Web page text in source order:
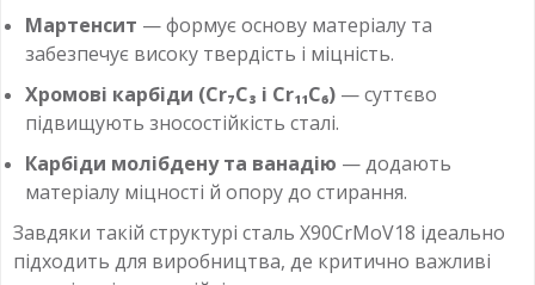
Мартенсит — формує основу матеріалу та
забезпечує високу твердість і міцність.
Хромові карбіди (Cr₇C₃ і Cr₁₁C₆) — суттєво
підвищують зносостійкість сталі.
Карбіди молібдену та ванадію — додають
матеріалу міцності й опору до стирання.
Завдяки такій структурі сталь X90CrMoV18 ідеально
підходить для виробництва, де критично важливі